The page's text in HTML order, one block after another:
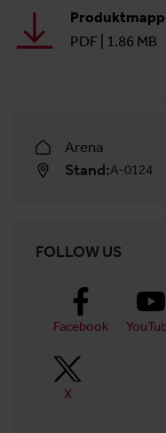
PDF 1.86 MB
Arena
Stand:A-0124
FOLLOW US
Facebook
X